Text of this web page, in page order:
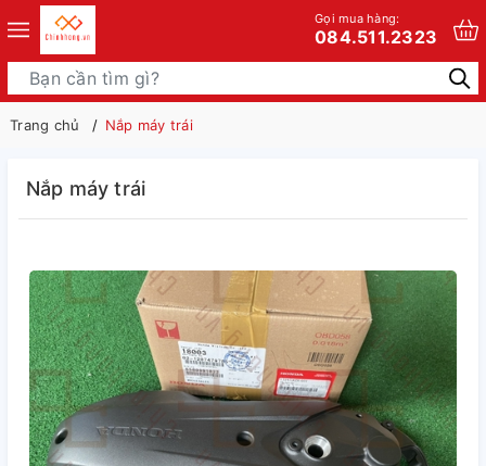
Gọi mua hàng:
084.511.2323
Trang chủ Nắp máy trái
Nắp máy trái